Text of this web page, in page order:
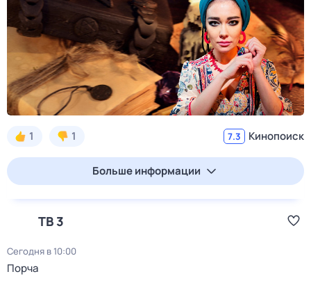
1 1 7.3 Кинопоиск
Больше информации
ТВ 3
Сегодня в 10:00
Порча